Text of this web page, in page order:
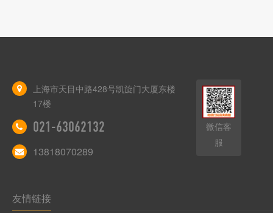
上海市天目中路428号凯旋门大厦东楼
17楼
021-63062132
13818070289
微信客
服
友情链接